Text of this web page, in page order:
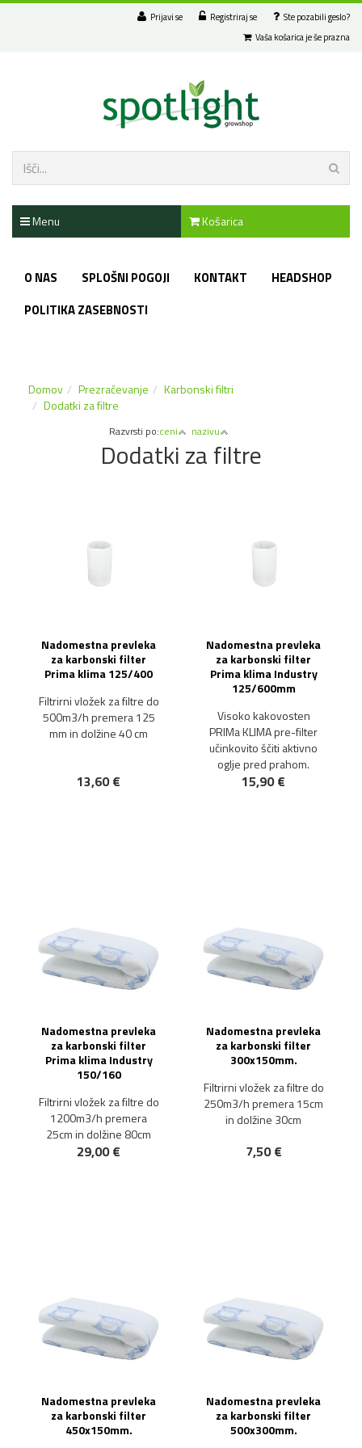
Prijavi se Registriraj se
Ste pozabili geslo?
Vaša košarica je še prazna
Menu Košarica
O NAS SPLOŠNI POGOJI KONTAKT
HEADSHOP
POLITIKA ZASEBNOSTI
Domov Prezračevanje
Karbonski filtri
Dodatki za filtre
Razvrsti po:ceni nazivu
Dodatki za filtre
Nadomestna prevleka
za karbonski filter
Prima klima 125/400
Filtrirni vložek za filtre do
500m3/h premera 125
mm in dolžine 40 cm
13,60 €
Nadomestna prevleka
za karbonski filter
Prima klima Industry
125/600mm
Visoko kakovosten
PRIMa KLIMA pre-filter
učinkovito ščiti aktivno
oglje pred prahom.
15,90 €
Nadomestna prevleka
za karbonski filter
Prima klima Industry
150/160
Filtrirni vložek za filtre do
1200m3/h premera
25cm in dolžine 80cm
29,00 €
Nadomestna prevleka
za karbonski filter
300x150mm.
Filtrirni vložek za filtre do
250m3/h premera 15cm
in dolžine 30cm
7,50 €
Nadomestna prevleka
za karbonski filter
450x150mm.
Nadomestna prevleka
za karbonski filter
500x300mm.